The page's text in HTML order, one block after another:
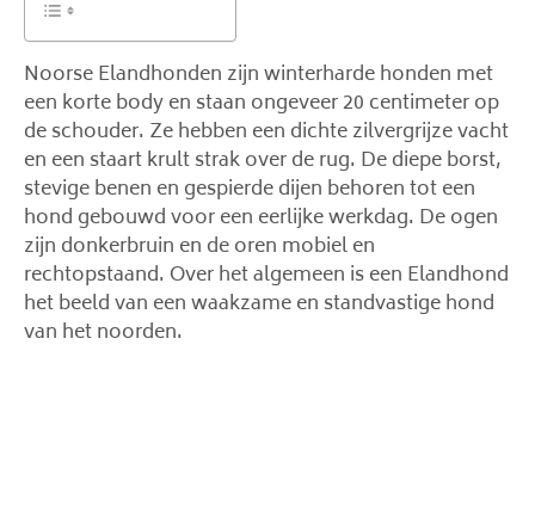
Noorse Elandhonden zijn winterharde honden met
een korte body en staan ​​ongeveer 20 centimeter op
de schouder. Ze hebben een dichte zilvergrijze vacht
en een staart krult strak over de rug. De diepe borst,
stevige benen en gespierde dijen behoren tot een
hond gebouwd voor een eerlijke werkdag. De ogen
zijn donkerbruin en de oren mobiel en
rechtopstaand. Over het algemeen is een Elandhond
het beeld van een waakzame en standvastige hond
van het noorden.